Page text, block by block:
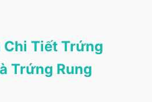
Chi Tiết Trứng
Trứng Rung